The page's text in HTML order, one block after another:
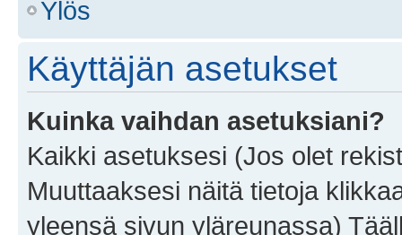
Ylös
Käyttäjän asetukset
Kuinka vaihdan asetuksiani?
Kaikki asetuksesi (Jos olet
Muuttaaksesi näitä tietoja
yleensä sivun yläreunassa)